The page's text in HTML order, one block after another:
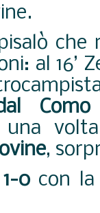
che
al 16’
Como
una
,
0con la